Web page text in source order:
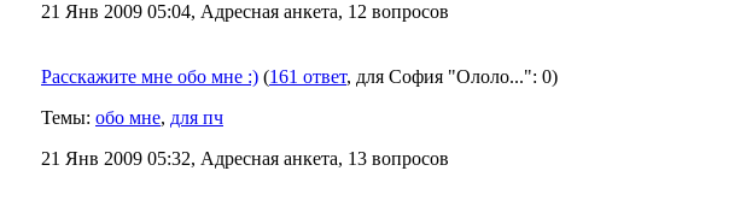
21 Янв 2009 05:04, Адресная анкета, 12 вопросов
Расскажите мне обо мне :) (161 ответ, для София "Ололо...": 0)
Темы: обо мне, для пч
21 Янв 2009 05:32, Адресная анкета, 13 вопросов